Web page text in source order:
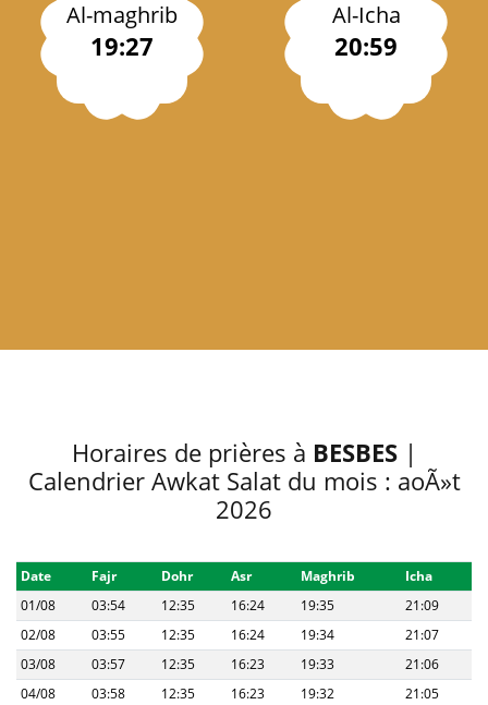
Al-maghrib
19:27
Al-Icha
20:59
Horaires de prières à BESBES|
Calendrier Awkat Salat du mois : aoÃ»t
2026
Date Fajr Dohr Asr Maghrib
Icha
01/08
03:54 12:35 16:24 19:35
21:09
02/08
03:55 12:35 16:24 19:34
21:07
03/08
03:57 12:35 16:23 19:33
21:06
04/08
03:58 12:35 16:23 19:32
21:05